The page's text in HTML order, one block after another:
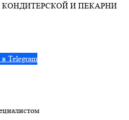
И ПЕКАРНИ
Telegram